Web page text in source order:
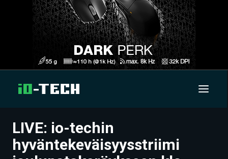
UUTISET
LIVE: io-techin
hyväntekeväisyysstriimi